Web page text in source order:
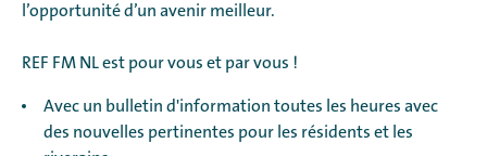
l’opportunité d’un avenir meilleur.
REF FM NL est pour vous et par vous !
Avec un bulletin d'information toutes les heures avec
des nouvelles pertinentes pour les résidents et les